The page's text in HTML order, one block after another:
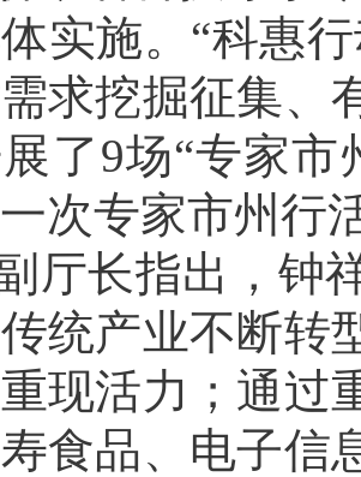
实施。“科惠
求挖掘征集、
了9场“专家
次专家市州行
厅长指出，钟
统产业不断转
现活力；通过
食品、电子信